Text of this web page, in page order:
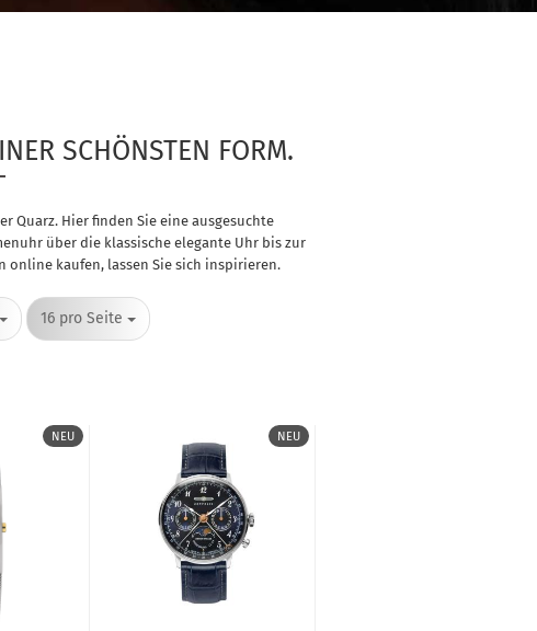
SCHÖNSTEN FORM.
Quarz. Hier finden Sie eine ausgesuchte
über die klassische elegante Uhr bis zur
online kaufen, lassen Sie sich inspirieren.
16 pro Seite
pro Seite
NEU NEU